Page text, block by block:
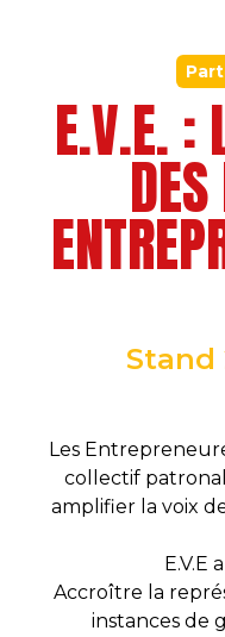
E.V.E. :
Stand
Les
collectif
amplifier la voix
E.V.E
Accroître la
instances de